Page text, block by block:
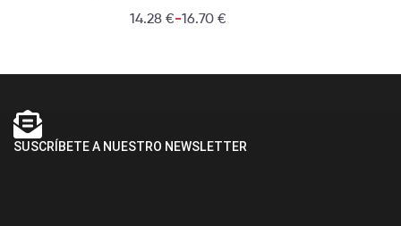
14.28 €-16.70 €
SUSCRÍBETE A NUESTRO NEWSLETTER